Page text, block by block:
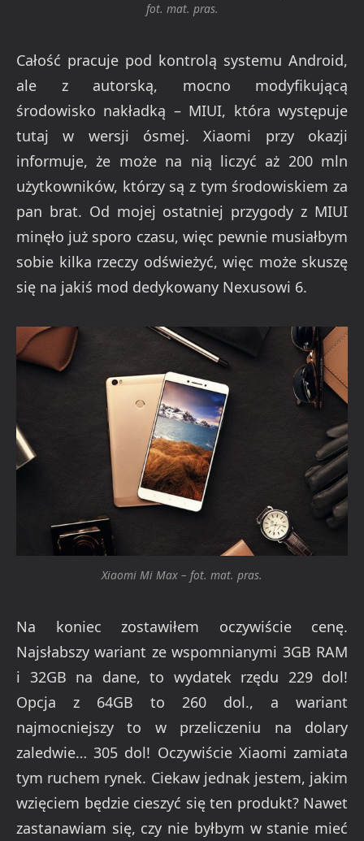
fot. mat. pras.
Całość pracuje pod kontrolą systemu Android,
ale z autorską, mocno modyfikującą
środowisko nakładką – MIUI, która występuje
tutaj w wersji ósmej. Xiaomi przy okazji
informuje, że może na nią liczyć aż 200 mln
użytkowników, którzy są z tym środowiskiem za
pan brat. Od mojej ostatniej przygody z MIUI
minęło już sporo czasu, więc pewnie musiałbym
sobie kilka rzeczy odświeżyć, więc może skuszę
się na jakiś mod dedykowany Nexusowi 6.
Xiaomi Mi Max – fot. mat. pras.
Na koniec zostawiłem oczywiście cenę.
Najsłabszy wariant ze wspomnianymi 3GB RAM
i 32GB na dane, to wydatek rzędu 229 dol!
Opcja z 64GB to 260 dol., a wariant
najmocniejszy to w przeliczeniu na dolary
zaledwie… 305 dol! Oczywiście Xiaomi zamiata
tym ruchem rynek. Ciekaw jednak jestem, jakim
wzięciem będzie cieszyć się ten produkt? Nawet
zastanawiam się, czy nie byłbym w stanie mieć